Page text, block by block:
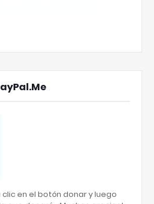
en el botón donar y luego